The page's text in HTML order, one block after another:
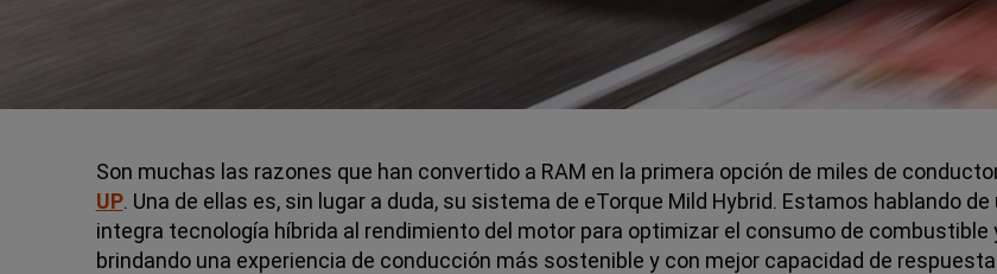
Son muchas las razones que han convertido a RAM en la primera opción de miles de
UP. Una de ellas es, sin lugar a duda, su sistema de eTorque Mild Hybrid. Estamos hablando
integra tecnología híbrida al rendimiento del motor para optimizar el consumo de
brindando una experiencia de conducción más sostenible y con mejor capacidad de respuesta.